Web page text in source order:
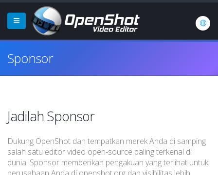
Sponsor
Jadilah Sponsor
Dukung OpenShot dan tempatkan merek Anda di samping
salah satu editor video open-source paling terkenal di
dunia. Sponsor memberikan pengakuan yang terlihat untuk